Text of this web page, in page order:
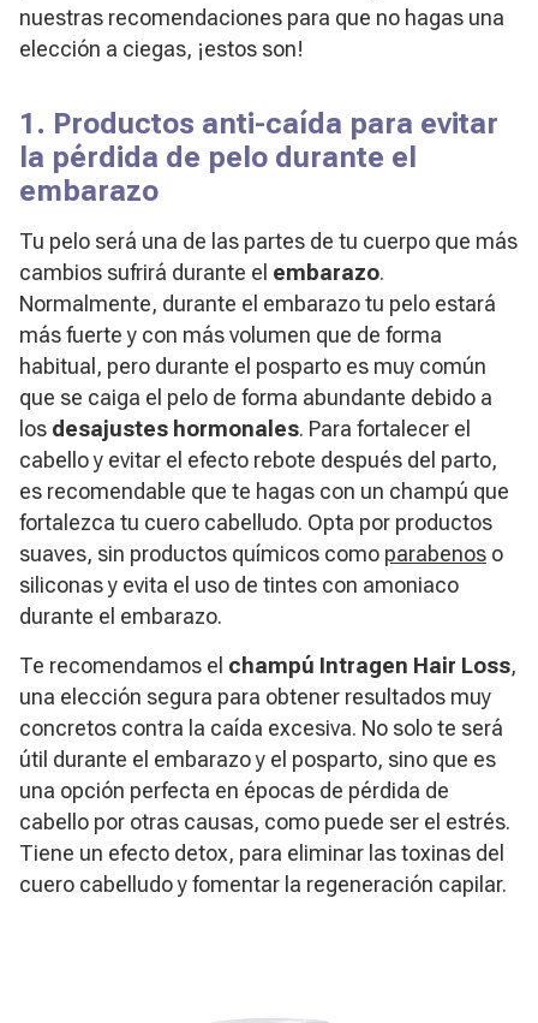
nuestras recomendaciones para que no hagas una
elección a ciegas, ¡estos son!
1. Productos anti-caída para evitar
la pérdida de pelo durante el
embarazo
Tu pelo será una de las partes de tu cuerpo que más
cambios sufrirá durante el embarazo.
Normalmente, durante el embarazo tu pelo estará
más fuerte y con más volumen que de forma
habitual, pero durante el posparto es muy común
que se caiga el pelo de forma abundante debido a
los desajustes hormonales. Para fortalecer el
cabello y evitar el efecto rebote después del parto,
es recomendable que te hagas con un champú que
fortalezca tu cuero cabelludo. Opta por productos
suaves, sin productos químicos como parabenos o
siliconas y evita el uso de tintes con amoniaco
durante el embarazo.
Te recomendamos el champú Intragen Hair Loss,
una elección segura para obtener resultados muy
concretos contra la caída excesiva. No solo te será
útil durante el embarazo y el posparto, sino que es
una opción perfecta en épocas de pérdida de
cabello por otras causas, como puede ser el estrés.
Tiene un efecto detox, para eliminar las toxinas del
cuero cabelludo y fomentar la regeneración capilar.